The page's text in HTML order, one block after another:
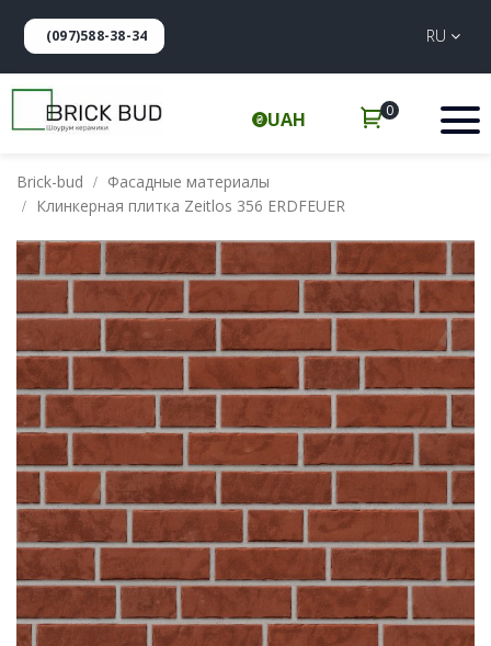
(097)588-38-34 RU
UAH 0
Brick-bud
Фасадные материалы
Клинкерная плитка Zeitlos 356 ERDFEUER